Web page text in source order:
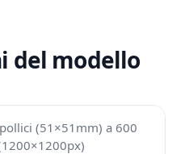
del modello
(51×51mm) a 600